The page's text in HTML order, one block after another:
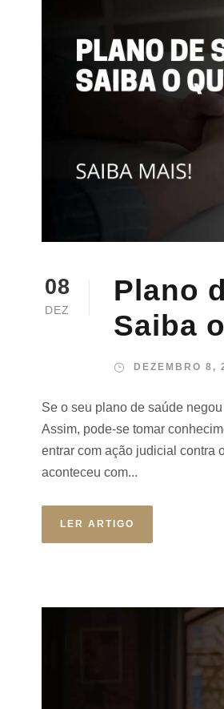
08
DEZ
Plano
Saiba
DEZEMBRO 8,
Se o seu plano de saúde
Assim, pode-se tomar
entrar com ação judicial contra
aconteceu com...
LER ARTIGO